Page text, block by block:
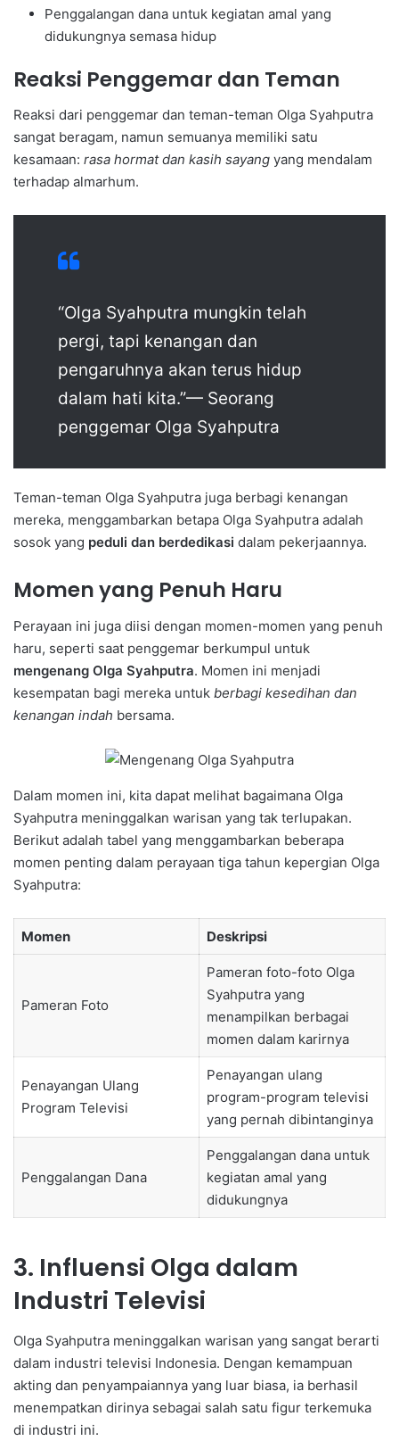
Penggalangan dana untuk kegiatan amal yang
didukungnya semasa hidup
Reaksi Penggemar dan Teman
Reaksi dari penggemar dan teman-teman Olga Syahputra
sangat beragam, namun semuanya memiliki satu
kesamaan: rasa hormat dan kasih sayang yang mendalam
terhadap almarhum.
“Olga Syahputra mungkin telah
pergi, tapi kenangan dan
pengaruhnya akan terus hidup
dalam hati kita.”— Seorang
penggemar Olga Syahputra
Teman-teman Olga Syahputra juga berbagi kenangan
mereka, menggambarkan betapa Olga Syahputra adalah
sosok yang peduli dan berdedikasi dalam pekerjaannya.
Momen yang Penuh Haru
Perayaan ini juga diisi dengan momen-momen yang penuh
haru, seperti saat penggemar berkumpul untuk
mengenang Olga Syahputra. Momen ini menjadi
kesempatan bagi mereka untuk berbagi kesedihan dan
kenangan indah bersama.
Dalam momen ini, kita dapat melihat bagaimana Olga
Syahputra meninggalkan warisan yang tak terlupakan.
Berikut adalah tabel yang menggambarkan beberapa
momen penting dalam perayaan tiga tahun kepergian Olga
Syahputra:
Momen Deskripsi
Pameran Foto
Pameran foto-foto Olga
Syahputra yang
menampilkan berbagai
momen dalam karirnya
Penayangan Ulang
Program Televisi
Penayangan ulang
program-program televisi
yang pernah dibintanginya
Penggalangan Dana
Penggalangan dana untuk
kegiatan amal yang
didukungnya
3. Influensi Olga dalam
Industri Televisi
Olga Syahputra meninggalkan warisan yang sangat berarti
dalam industri televisi Indonesia. Dengan kemampuan
akting dan penyampaiannya yang luar biasa, ia berhasil
menempatkan dirinya sebagai salah satu figur terkemuka
di industri ini.